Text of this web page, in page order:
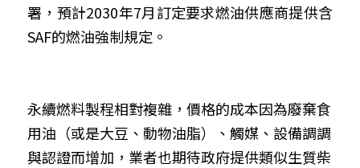
署，預計2030年7月訂定要求燃油供應商提供含
SAF的燃油強制規定。
永續燃料製程相對複雜，價格的成本因為廢棄食
用油（或是大豆、動物油脂）、觸媒、設備調調
與認證而增加，業者也期待政府提供類似生質柴